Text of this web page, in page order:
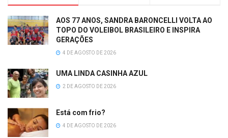
AOS 77 ANOS, SANDRA BARONCELLI VOLTA AO
TOPO DO VOLEIBOL BRASILEIRO E INSPIRA
GERAÇÕES
4 DE AGOSTO DE 2026
UMA LINDA CASINHA AZUL
2 DE AGOSTO DE 2026
Está com frio?
4 DE AGOSTO DE 2026